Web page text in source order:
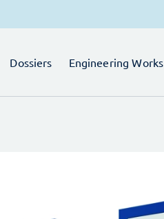
Dossiers Engineering Works